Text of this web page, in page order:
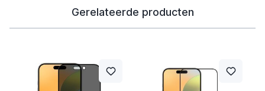
Gerelateerde producten